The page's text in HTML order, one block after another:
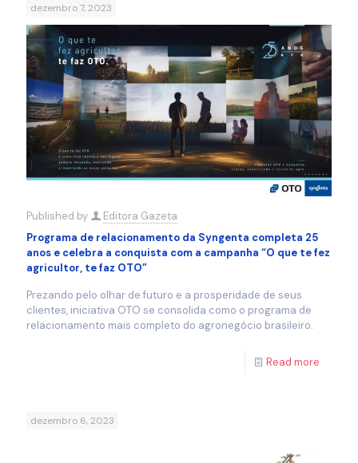
dezembro 7, 2023
Published by
Editora Gazeta
Programa de relacionamento da Syngenta completa 25
anos e celebra a conquista com a campanha “O que te fez
agricultor, te faz OTO”
Prezando pelo olhar de futuro e a prosperidade de seus
clientes, iniciativa OTO se consolida como o programa de
relacionamento mais completo do agronegócio brasileiro.
Read more
dezembro 6, 2023